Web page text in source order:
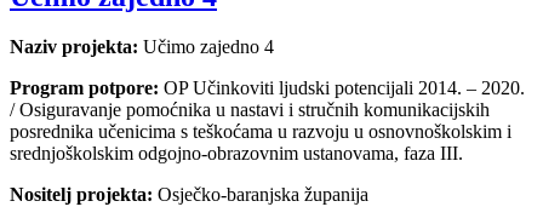
Naziv projekta: Učimo zajedno 4
Program potpore: OP Učinkoviti ljudski potencijali 2014. – 2020.
/ Osiguravanje pomoćnika u nastavi i stručnih komunikacijskih
posrednika učenicima s teškoćama u razvoju u osnovnoškolskim i
srednjoškolskim odgojno-obrazovnim ustanovama, faza III.
Nositelj projekta: Osječko-baranjska županija